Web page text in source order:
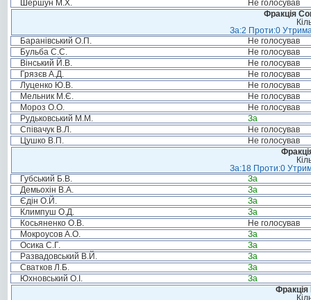
Шершун М.Х.
Не голосував
Фракція
За:2 Проти:0
Баранівський О.П.
Не голосував
Бульба С.С.
Не голосував
Вінський Й.В.
Не голосував
Грязєв А.Д.
Не голосував
Луценко Ю.В.
Не голосував
Мельник М.Є.
Не голосував
Мороз О.О.
Не голосував
Рудьковський М.М.
За
Співачук В.Л.
Не голосував
Цушко В.П.
Не голосував
За:18 Проти:0
Губський Б.В.
За
Демьохін В.А.
За
Єдін О.Й.
За
Климпуш О.Д.
За
Косьяненко О.В.
Не голосував
Мокроусов А.О.
За
Осика С.Г.
За
Развадовський В.Й.
За
Сватков Л.Б.
За
Юхновський О.І.
За